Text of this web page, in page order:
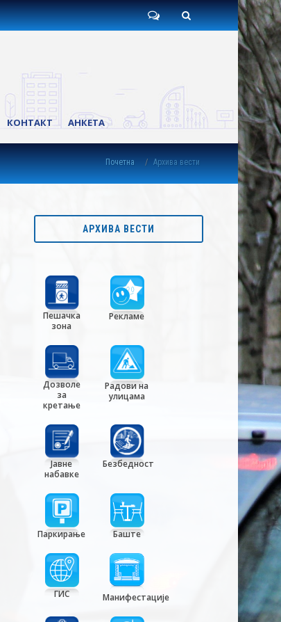
КОНТАКТ АНКЕТА
Почетна Архива вести
АРХИВА ВЕСТИ
Пешачка
зона
Рекламе
Дозволе
за
кретање
Радови на
улицама
Јавне
набавке
Безбедност
Паркирање Баште
ГИС Манифестације